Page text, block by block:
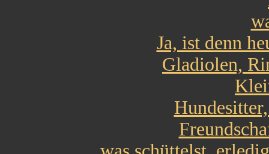
Ja, ist denn
Gladiolen,